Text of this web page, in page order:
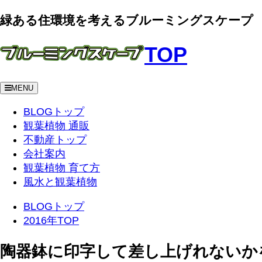
緑ある住環境を考えるブルーミングスケープ
TOP
MENU
BLOGトップ
観葉植物 通販
不動産トップ
会社案内
観葉植物 育て方
風水と観葉植物
BLOGトップ
2016年TOP
陶器鉢に印字して差し上げれない